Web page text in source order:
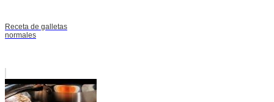
Receta de galletas
normales